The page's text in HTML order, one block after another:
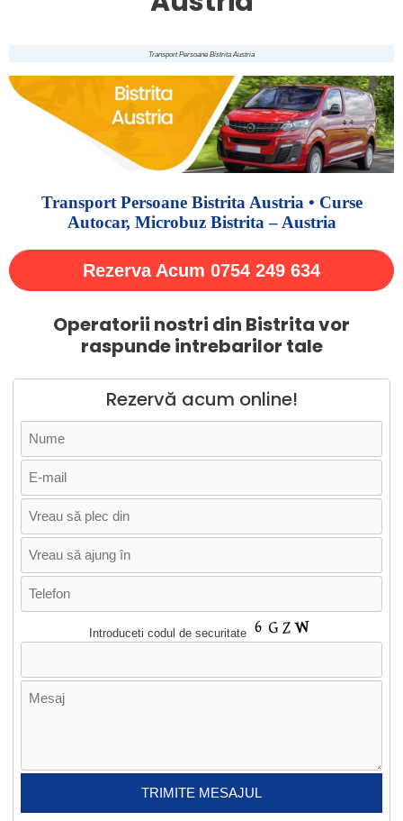
Transport Persoane Bistrita Austria
Transport Persoane Bistrita Austria • Curse
Autocar, Microbuz Bistrita – Austria
Rezerva Acum 0754 249 634
Operatorii nostri din Bistrita vor
raspunde intrebarilor tale
Rezervă acum online!
Introduceti codul de securitate